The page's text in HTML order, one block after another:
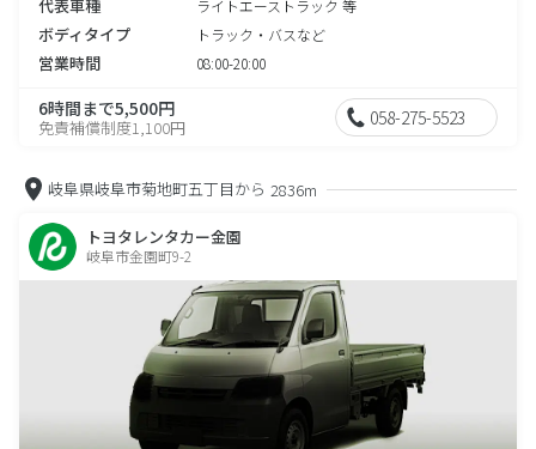
代表車種 ライトエーストラック 等
ボディタイプ トラック・バスなど
営業時間 08:00-20:00
6時間まで5,500円
免責補償制度1,100円 058-275-5523
岐阜県岐阜市菊地町五丁目から 2836m
トヨタレンタカー金園
岐阜市金園町9-2